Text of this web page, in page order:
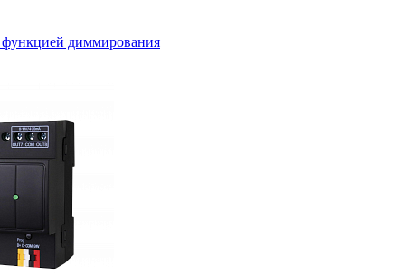
функцией диммирования